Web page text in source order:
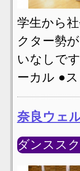
学生から
クター勢
いなしで
ーカル ●
奈良ウェ
ダンスス